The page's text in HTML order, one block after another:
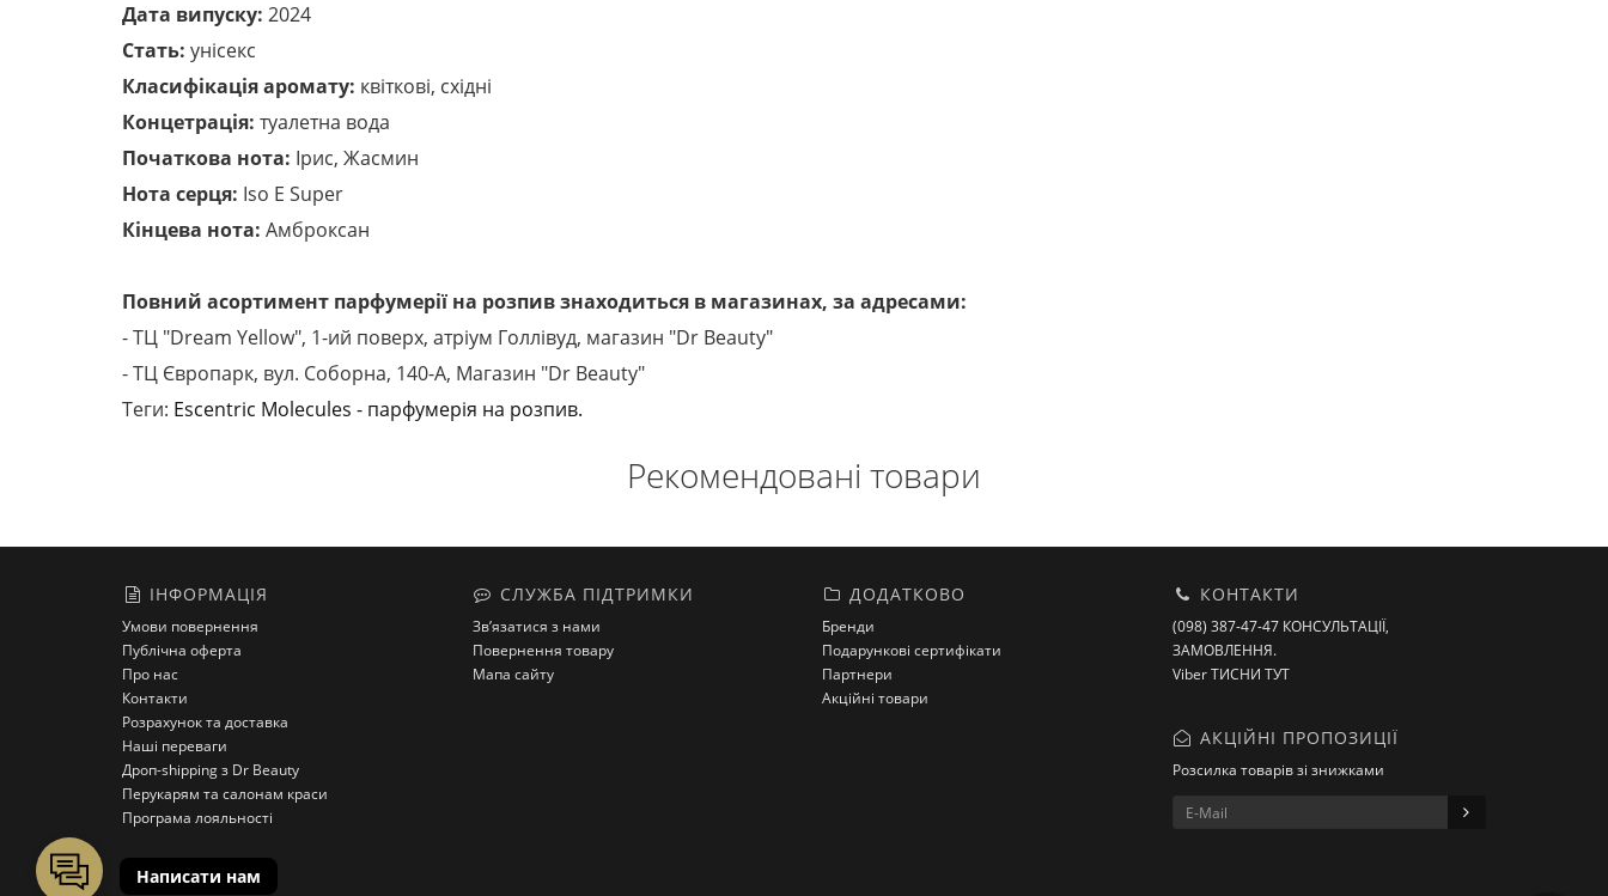
Дата випуску: 2024
Стать: унісекс
Класифікація аромату: квіткові, східні
Концетрація: туалетна вода
Початкова нота: Ірис, Жасмин
Нота серця: Iso E Super
Кінцева нота: Амброксан
Повний асортимент парфумерії на розпив знаходиться в магазинах, за адресами:
- ТЦ "Dream Yellow", 1-ий поверх, атріум Голлівуд, магазин "Dr Beauty"
- ТЦ Європарк, вул. Соборна, 140-A, Магазин "Dr Beauty"
Теги: Escentric Molecules - парфумерія на розпив.
Рекомендовані товари
ІНФОРМАЦІЯ
Умови повернення
Публічна оферта
Про нас
Контакти
Розрахунок та доставка
Наші переваги
Дроп-shipping з Dr Beauty
Перукарям та салонам краси
Програма лояльності
СЛУЖБА ПІДТРИМКИ
Зв’язатися з нами
Повернення товару
Мапа сайту
ДОДАТКОВО
Бренди
Подарункові сертифікати
Партнери
Акційні товари
КОНТАКТИ
(098) 387-47-47 КОНСУЛЬТАЦІЇ,
ЗАМОВЛЕННЯ.
Viber ТИСНИ ТУТ
АКЦІЙНІ ПРОПОЗИЦІЇ
Розсилка товарів зі знижками